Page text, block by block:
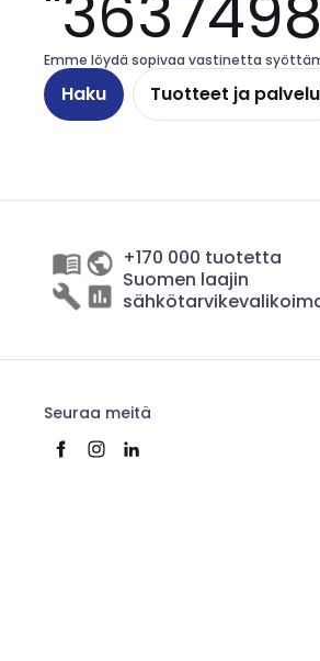
Emme löydä sopivaa vastinetta
Haku Tuotteet ja
+170 000 tuotetta
Suomen laajin
Seuraa meitä